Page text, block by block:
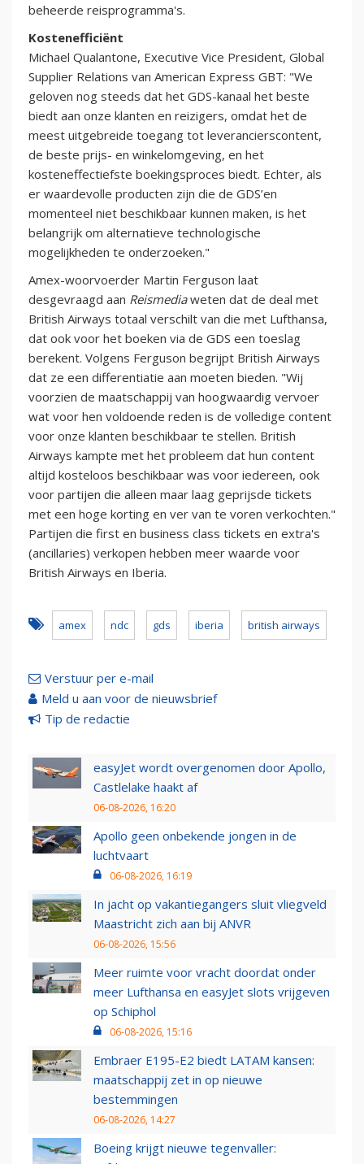
beheerde reisprogramma's.
Kostenefficiënt
Michael Qualantone, Executive Vice President, Global
Supplier Relations van American Express GBT: "We
geloven nog steeds dat het GDS-kanaal het beste
biedt aan onze klanten en reizigers, omdat het de
meest uitgebreide toegang tot leverancierscontent,
de beste prijs- en winkelomgeving, en het
kosteneffectiefste boekingsproces biedt. Echter, als
er waardevolle producten zijn die de GDS’en
momenteel niet beschikbaar kunnen maken, is het
belangrijk om alternatieve technologische
mogelijkheden te onderzoeken."
Amex-woorvoerder Martin Ferguson laat
desgevraagd aan Reismediaweten dat de deal met
British Airways totaal verschilt van die met Lufthansa,
dat ook voor het boeken via de GDS een toeslag
berekent. Volgens Ferguson begrijpt British Airways
dat ze een differentiatie aan moeten bieden. "Wij
voorzien de maatschappij van hoogwaardig vervoer
wat voor hen voldoende reden is de volledige content
voor onze klanten beschikbaar te stellen. British
Airways kampte met het probleem dat hun content
altijd kosteloos beschikbaar was voor iedereen, ook
voor partijen die alleen maar laag geprijsde tickets
met een hoge korting en ver van te voren verkochten."
Partijen die first en business class tickets en extra's
(ancillaries) verkopen hebben meer waarde voor
British Airways en Iberia.
amex ndc gds iberia british airways
Verstuur per e-mail
Meld u aan voor de nieuwsbrief
Tip de redactie
easyJet wordt overgenomen door Apollo,
Castlelake haakt af
06-08-2026, 16:20
Apollo geen onbekende jongen in de
luchtvaart
06-08-2026, 16:19
In jacht op vakantiegangers sluit vliegveld
Maastricht zich aan bij ANVR
06-08-2026, 15:56
Meer ruimte voor vracht doordat onder
meer Lufthansa en easyJet slots vrijgeven
op Schiphol
06-08-2026, 15:16
Embraer E195-E2 biedt LATAM kansen:
maatschappij zet in op nieuwe
bestemmingen
06-08-2026, 14:27
Boeing krijgt nieuwe tegenvaller: